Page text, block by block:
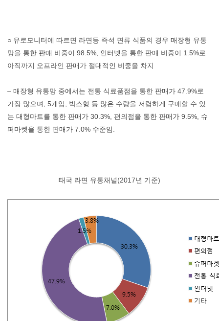
○ 유로모니터에 따르면 라면등 즉석 면류 식품의 경우 매장형 유통
망을 통한 판매 비중이 98.5%, 인터넷을 통한 판매 비중이 1.5%로
아직까지 오프라인 판매가 절대적인 비중을 차지
– 매장형 유통망 중에서는 전통 식료품점을 통한 판매가 47.9%로
가장 많으며, 5개입, 박스형 등 많은 수량을 저렴하게 구매할 수 있
는 대형마트를 통한 판매가 30.3%, 편의점을 통한 판매가 9.5%, 슈
퍼마켓을 통한 판매가 7.0% 수준임.
태국 라면 유통채널(2017년 기준)